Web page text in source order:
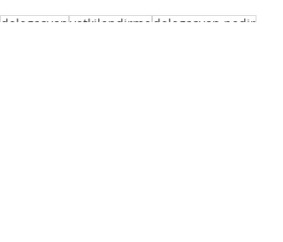
delegasyon yetkilendirme delegasyon nedir